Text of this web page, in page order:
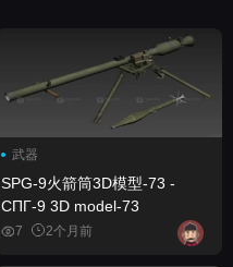
武器
SPG-9火箭筒3D模型-73 -
СПГ-9 3D model-73
7 2个月前